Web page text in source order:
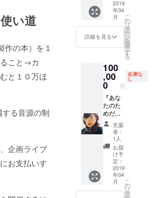
い道
作の本）を１
こと→カ
と１０万ほ
する音源の制
企画ライブ
お支払いす
タッフ
が付き
添いま
す ・4
月に行
ご招待
（チ
ケット
手製、
詳細は
他のプ
ランを
参照）
・完成
した
ZINEを
お届け
（サイ
ン入
り） ・
ZINEに
あなた
吉原茉
依香か
ら手紙
という
名の日
色紙
（個人
的に身
に沁み
た名言
入り）
（葉書
サイ
ズ）を
お届け
・4月に
開催予
定のラ
イブに
ご招待
（手製
のサイ
あなた
へ日記
という
名のお
手紙を
お送り
しま
サイン
色紙
（葉書
サイ
ズ）
（私的
に心に
沁みた
名言付
き）も
入れて
しまお
うと思
いま
す。 ・
完成し
た
2019
年04
月
詳細を見る
こ
の
リ
タ
ー
ン
を
選
択
す
る
100
,00
0 円
在庫な
し
『あな
たのた
めだけ
に小説
書きま
す』 ・
あなた
のため
だけに
短編小
説を書
きま
す。著
支援
者：
1人
お届
け予
定：
2019
年04
月
こ
の
リ
タ